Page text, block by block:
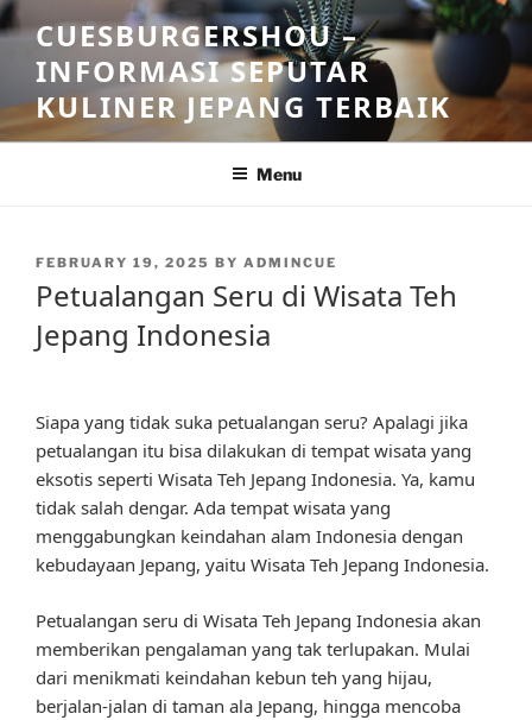
Skip
to
content
CUESBURGERSHOU –
INFORMASI SEPUTAR
KULINER JEPANG TERBAIK
Menu
POSTED
FEBRUARY 19, 2025 BY ADMINCUE
Petualangan Seru di Wisata Teh
Jepang Indonesia
Siapa yang tidak suka petualangan seru? Apalagi jika
petualangan itu bisa dilakukan di tempat wisata yang
eksotis seperti Wisata Teh Jepang Indonesia. Ya, kamu
tidak salah dengar. Ada tempat wisata yang
menggabungkan keindahan alam Indonesia dengan
kebudayaan Jepang, yaitu Wisata Teh Jepang Indonesia.
Petualangan seru di Wisata Teh Jepang Indonesia akan
memberikan pengalaman yang tak terlupakan. Mulai
dari menikmati keindahan kebun teh yang hijau,
berjalan-jalan di taman ala Jepang, hingga mencoba